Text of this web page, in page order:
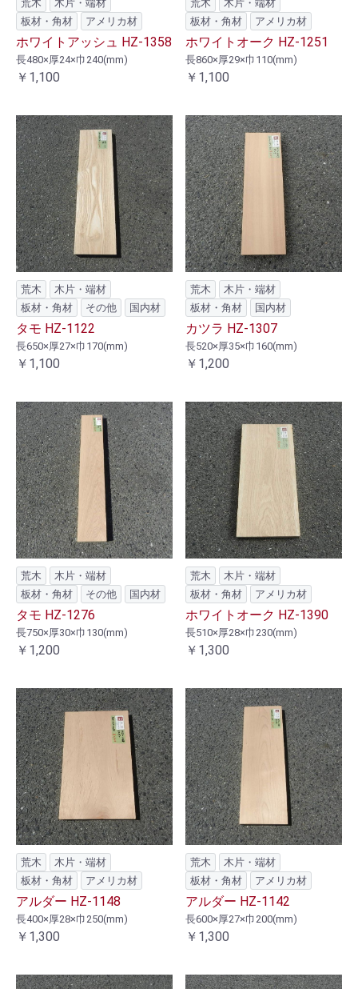
荒木
木片・端材
板材・角材
アメリカ材
ホワイトアッシュ HZ-1358
長480×厚24×巾240(mm)
￥1,100
荒木
木片・端材
板材・角材
アメリカ材
ホワイトオーク HZ-1251
長860×厚29×巾110(mm)
￥1,100
荒木
木片・端材
板材・角材
その他 国内材
タモ HZ-1122
長650×厚27×巾170(mm)
￥1,100
荒木
木片・端材
板材・角材
国内材
カツラ HZ-1307
長520×厚35×巾160(mm)
￥1,200
荒木
木片・端材
板材・角材
その他 国内材
タモ HZ-1276
長750×厚30×巾130(mm)
￥1,200
荒木
木片・端材
板材・角材
アメリカ材
ホワイトオーク HZ-1390
長510×厚28×巾230(mm)
￥1,300
荒木
木片・端材
板材・角材
アメリカ材
アルダー HZ-1148
長400×厚28×巾250(mm)
￥1,300
荒木
木片・端材
板材・角材
アメリカ材
アルダー HZ-1142
長600×厚27×巾200(mm)
￥1,300